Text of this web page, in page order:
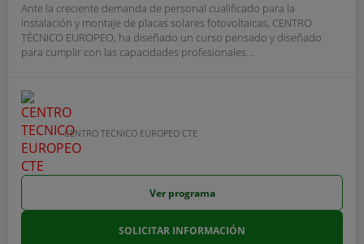
Ante la creciente demanda de personal cualificado para la
instalación y montaje de placas solares fotovoltaicas, CENTRO
TÉCNICO EUROPEO, ha diseñado un curso pensado y diseñado
para cumplir con las capacidades profesionales...
CENTRO TECNICO EUROPEO CTE
Ver programa
SOLICITAR INFORMACIÓN